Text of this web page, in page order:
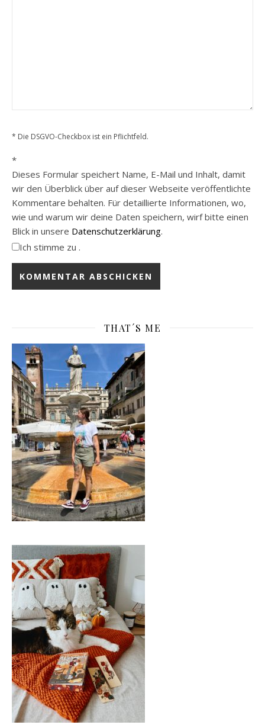
* Die DSGVO-Checkbox ist ein Pflichtfeld.
*
Dieses Formular speichert Name, E-Mail und Inhalt, damit
wir den Überblick über auf dieser Webseite veröffentlichte
Kommentare behalten. Für detaillierte Informationen, wo,
wie und warum wir deine Daten speichern, wirf bitte einen
Blick in unsere Datenschutzerklärung.
Ich stimme zu .
THAT´S ME